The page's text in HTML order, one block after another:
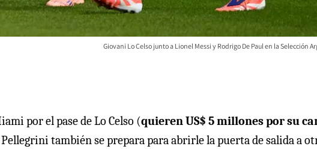
Giovani Lo Celso junto a Lionel Messi y Rodrigo De Paul en la Selección
por el pase de Lo Celso (quieren US$ 5 millones por su
también se prepara para abrirle la puerta de salida a